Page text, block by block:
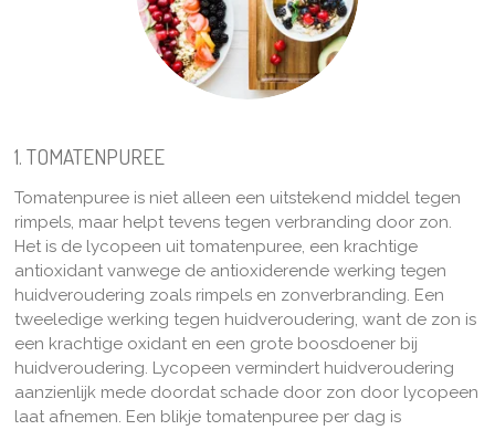
1. TOMATENPUREE
Tomatenpuree is niet alleen een uitstekend middel tegen
rimpels, maar helpt tevens tegen verbranding door zon.
Het is de lycopeen uit tomatenpuree, een krachtige
antioxidant vanwege de antioxiderende werking tegen
huidveroudering zoals rimpels en zonverbranding. Een
tweeledige werking tegen huidveroudering, want de zon is
een krachtige oxidant en een grote boosdoener bij
huidveroudering. Lycopeen vermindert huidveroudering
aanzienlijk mede doordat schade door zon door lycopeen
laat afnemen. Een blikje tomatenpuree per dag is